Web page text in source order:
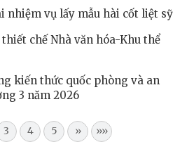
nhiệm vụ lấy mẫu hài cốt liệt sỹ
chế Nhà văn hóa-Khu thể
kiến thức quốc phòng và an
3 năm 2026
3 4 5 » »»